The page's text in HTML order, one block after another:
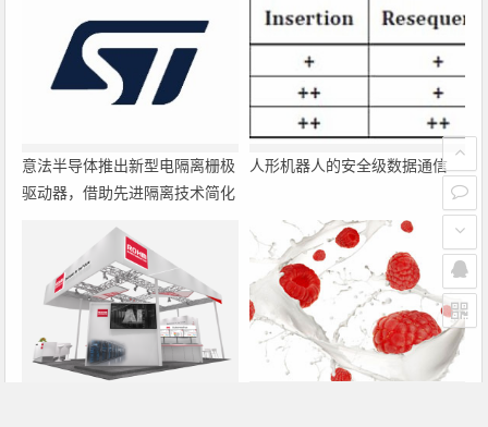
意法半导体推出新型电隔离栅极
驱动器，借助先进隔离技术简化
人形机器人的安全级数据通信